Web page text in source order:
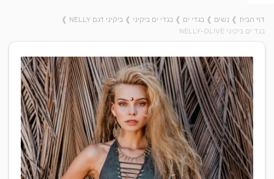
דף הבית ❱ נשים ❱ בגדי ים ❱ בגדי ים ביקיני ❱ ביקיני דגם NELLY
❱
בגד ים ביקיני NELLY-OLIVE